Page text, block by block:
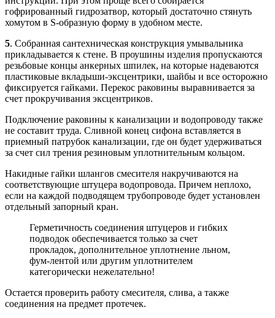
гофрированный гидрозатвор, который достаточно стянуть
хомутом в S-образную форму в удобном месте.
5. Собранная сантехническая конструкция умывальника
прикладывается к стене. В проушины изделия пропускаются
резьбовые концы анкерных шпилек, на которые надеваются
пластиковые вкладыши-эксцентрики, шайбы и все осторожно
фиксируется гайками. Перекос раковины выравнивается за
счет прокручивания эксцентриков.
Подключение раковины к канализации и водопроводу также
не составит труда. Сливной конец сифона вставляется в
приемный патрубок канализации, где он будет удерживаться
за счет сил трения резиновым уплотнительным кольцом.
Накидные гайки шлангов смесителя накручиваются на
соответствующие штуцера водопровода. Причем неплохо,
если на каждой подводящем трубопроводе будет установлен
отдельный запорный кран.
Герметичность соединения штуцеров и гибких
подводок обеспечивается только за счет
прокладок, дополнительное уплотнение льном,
фум-лентой или другим уплотнителем
категорически нежелательно!
Остается проверить работу смесителя, слива, а также
соединения на предмет протечек.